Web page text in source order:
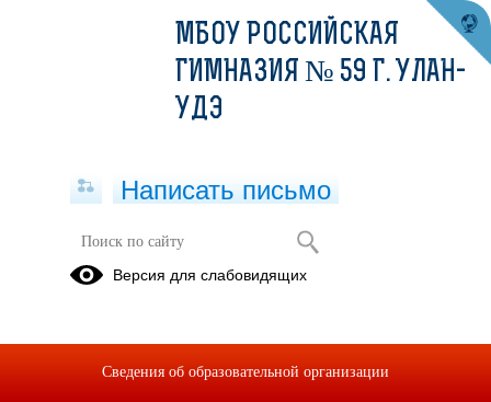
Политика обработки и защиты
персональных данных
расследования
МБОУ РОССИЙСКАЯ
ГИМНАЗИЯ № 59 Г. УЛАН-
УДЭ
Написать письмо
Версия для слабовидящих
Сведения об образовательной организации